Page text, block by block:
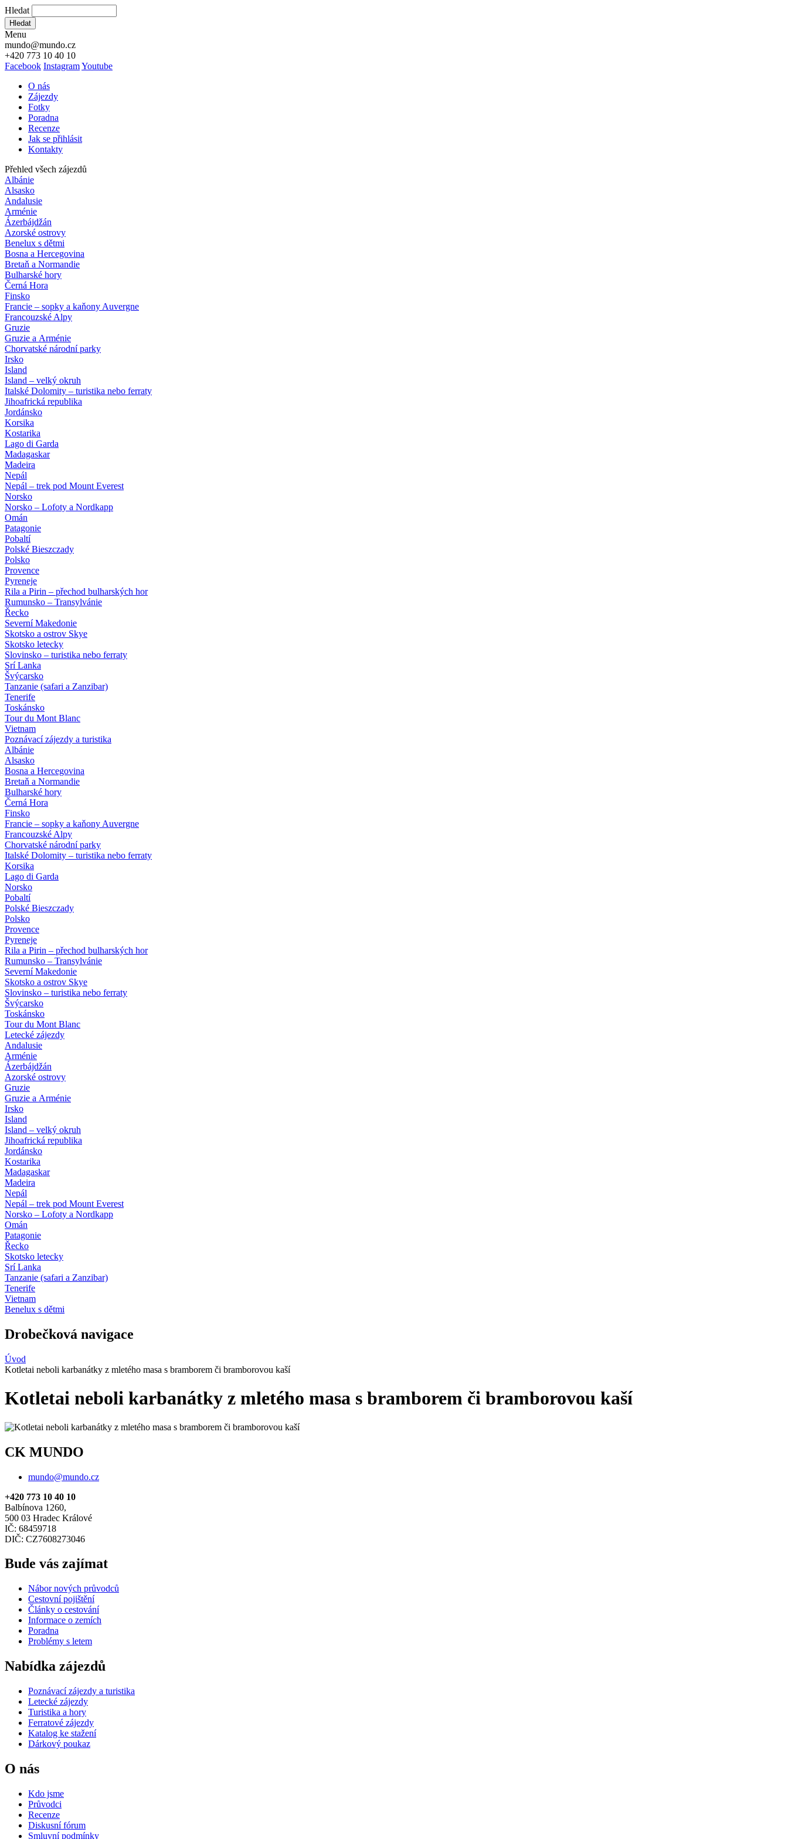
Hledat
Hledat
Menu
mundo@mundo.cz
+420 773 10 40 10
Facebook InstagramYoutube
O nás
Zájezdy
Fotky
Poradna
Recenze
Jak se přihlásit
Kontakty
Přehled všech zájezdů
Albánie
Alsasko
Andalusie
Arménie
Ázerbájdžán
Azorské ostrovy
Benelux s dětmi
Bosna a Hercegovina
Bretaň a Normandie
Bulharské hory
Černá Hora
Finsko
Francie – sopky a kaňony Auvergne
Francouzské Alpy
Gruzie
Gruzie a Arménie
Chorvatské národní parky
Irsko
Island
Island – velký okruh
Italské Dolomity – turistika nebo ferraty
Jihoafrická republika
Jordánsko
Korsika
Kostarika
Lago di Garda
Madagaskar
Madeira
Nepál
Nepál – trek pod Mount Everest
Norsko
Norsko – Lofoty a Nordkapp
Omán
Patagonie
Pobaltí
Polské Bieszczady
Polsko
Provence
Pyreneje
Rila a Pirin – přechod bulharských hor
Rumunsko – Transylvánie
Řecko
Severní Makedonie
Skotsko a ostrov Skye
Skotsko letecky
Slovinsko – turistika nebo ferraty
Srí Lanka
Švýcarsko
Tanzanie (safari a Zanzibar)
Tenerife
Toskánsko
Tour du Mont Blanc
Vietnam
Poznávací zájezdy a turistika
Albánie
Alsasko
Bosna a Hercegovina
Bretaň a Normandie
Bulharské hory
Černá Hora
Finsko
Francie – sopky a kaňony Auvergne
Francouzské Alpy
Chorvatské národní parky
Italské Dolomity – turistika nebo ferraty
Korsika
Lago di Garda
Norsko
Pobaltí
Polské Bieszczady
Polsko
Provence
Pyreneje
Rila a Pirin – přechod bulharských hor
Rumunsko – Transylvánie
Severní Makedonie
Skotsko a ostrov Skye
Slovinsko – turistika nebo ferraty
Švýcarsko
Toskánsko
Tour du Mont Blanc
Letecké zájezdy
Andalusie
Arménie
Ázerbájdžán
Azorské ostrovy
Gruzie
Gruzie a Arménie
Irsko
Island
Island – velký okruh
Jihoafrická republika
Jordánsko
Kostarika
Madagaskar
Madeira
Nepál
Nepál – trek pod Mount Everest
Norsko – Lofoty a Nordkapp
Omán
Patagonie
Řecko
Skotsko letecky
Srí Lanka
Tanzanie (safari a Zanzibar)
Tenerife
Vietnam
Benelux s dětmi
Drobečková navigace
Úvod
Kotletai neboli karbanátky z mletého masa s bramborem či bramborovou kaší
Kotletai neboli karbanátky z mletého masa s bramborem či bramborovou kaší
CK MUNDO
mundo@mundo.cz
+420 773 10 40 10
Balbínova 1260,
500 03 Hradec Králové
IČ: 68459718
DIČ: CZ7608273046
Bude vás zajímat
Nábor nových průvodců
Cestovní pojištění
Články o cestování
Informace o zemích
Poradna
Problémy s letem
Nabídka zájezdů
Poznávací zájezdy a turistika
Letecké zájezdy
Turistika a hory
Ferratové zájezdy
Katalog ke stažení
Dárkový poukaz
O nás
Kdo jsme
Průvodci
Recenze
Diskusní fórum
Smluvní podmínky